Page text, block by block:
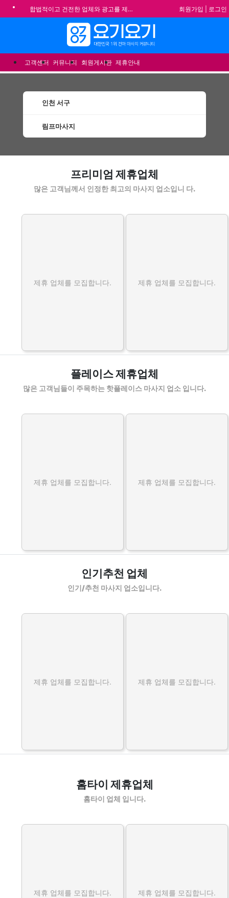
합법적이고 건전한 업체와 광고를 제휴합니다.
★요기요기 설 연휴 휴무 안내★
★ 요기요기 업체회원 안내사항 ★
불건전한 게시글은 삭제 및 회원탈퇴 됩니다.
회원가입 로그인
고객센터 커뮤니티 회원게시판 제휴안내
인천 서구
림프마사지
프리미엄 제휴업체
많은 고객님께서 인정한 최고의 마사지 업소입니 다.
제휴 업체를 모집합니다. 제휴 업체를 모집합니다.
플레이스 제휴업체
많은 고객님들이 주목하는 핫플레이스 마사지 업소 입니다.
제휴 업체를 모집합니다. 제휴 업체를 모집합니다.
인기추천 업체
인기/추천 마사지 업소입니다.
제휴 업체를 모집합니다. 제휴 업체를 모집합니다.
홈타이 제휴업체
홈타이 업체 입니다.
제휴 업체를 모집합니다. 제휴 업체를 모집합니다.